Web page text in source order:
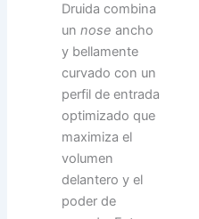
Druida combina
unnose ancho
y bellamente
curvado con un
perfil de entrada
optimizado que
maximiza el
volumen
delantero y el
poder de